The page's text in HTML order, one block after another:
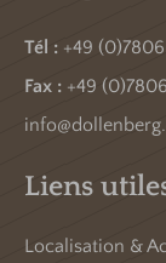
Tél : +49
Fax : +49
Liens
Localisation &